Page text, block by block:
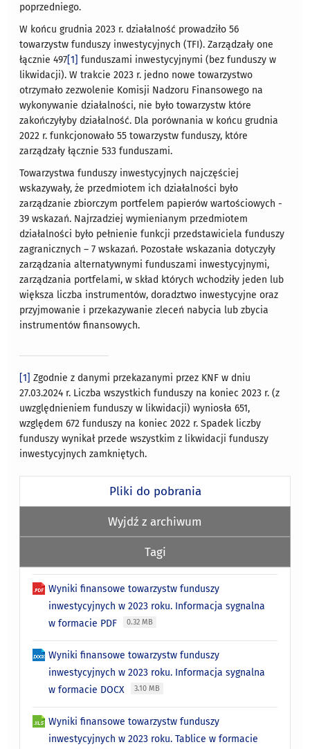
poprzedniego.
W końcu grudnia 2023 r. działalność prowadziło 56
towarzystw funduszy inwestycyjnych (TFI). Zarządzały one
łącznie 497[1] funduszami inwestycyjnymi (bez funduszy w
likwidacji). W trakcie 2023 r. jedno nowe towarzystwo
otrzymało zezwolenie Komisji Nadzoru Finansowego na
wykonywanie działalności, nie było towarzystw które
zakończyłyby działalność. Dla porównania w końcu grudnia
2022 r. funkcjonowało 55 towarzystw funduszy, które
zarządzały łącznie 533 funduszami.
Towarzystwa funduszy inwestycyjnych najczęściej
wskazywały, że przedmiotem ich działalności było
zarządzanie zbiorczym portfelem papierów wartościowych -
39 wskazań. Najrzadziej wymienianym przedmiotem
działalności było pełnienie funkcji przedstawiciela funduszy
zagranicznych – 7 wskazań. Pozostałe wskazania dotyczyły
zarządzania alternatywnymi funduszami inwestycyjnymi,
zarządzania portfelami, w skład których wchodziły jeden lub
większa liczba instrumentów, doradztwo inwestycyjne oraz
przyjmowanie i przekazywanie zleceń nabycia lub zbycia
instrumentów finansowych.
[1] Zgodnie z danymi przekazanymi przez KNF w dniu
27.03.2024 r. Liczba wszystkich funduszy na koniec 2023 r. (z
uwzględnieniem funduszy w likwidacji) wyniosła 651,
względem 672 funduszy na koniec 2022 r. Spadek liczby
funduszy wynikał przede wszystkim z likwidacji funduszy
inwestycyjnych zamkniętych.
Pliki do pobrania
Wyjdź z archiwum
Tagi
Wyniki finansowe towarzystw funduszy
inwestycyjnych w 2023 roku. Informacja sygnalna
w formacie PDF
0.32 MB
Wyniki finansowe towarzystw funduszy
inwestycyjnych w 2023 roku. Informacja sygnalna
w formacie DOCX
3.10 MB
Wyniki finansowe towarzystw funduszy
inwestycyjnych w 2023 roku. Tablice w formacie